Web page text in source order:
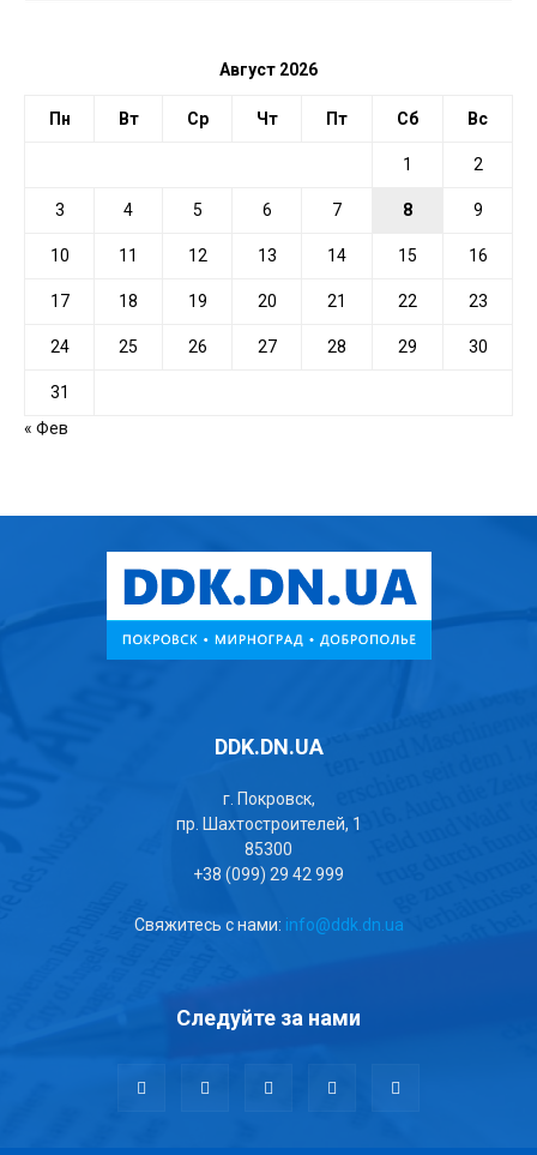
Август 2026
Пн Вт Ср Чт Пт Сб Вс
1 2
3 4 5 6 7 8 9
10 11 12 13 14 15 16
17 18 19 20 21 22 23
24 25 26 27 28 29 30
31
« Фев
DDK.DN.UA
г. Покровск,
пр. Шахтостроителей, 1
85300
+38 (099) 29 42 999
Свяжитесь с нами: info@ddk.dn.ua
Следуйте за нами